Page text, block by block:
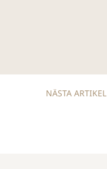
NÄSTA ARTIKEL